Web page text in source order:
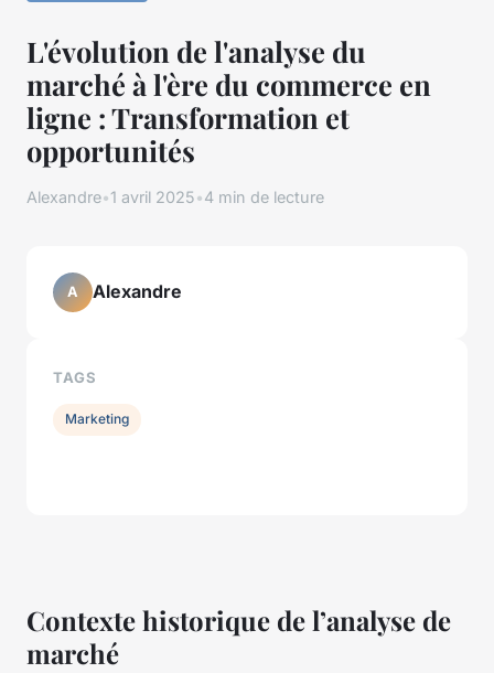
L'évolution de l'analyse du
marché à l'ère du commerce en
ligne : Transformation et
opportunités
Alexandre•1 avril 2025•4 min de lecture
Contexte historique de l’analyse de
marché
A Alexandre
TAGS
Marketing